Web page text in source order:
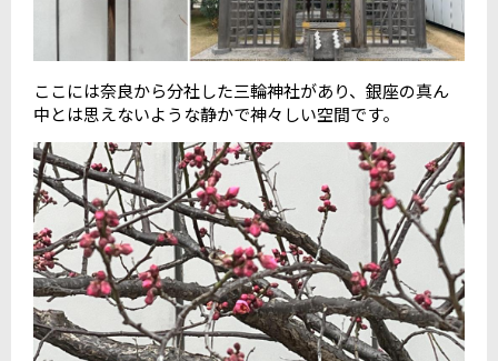
ここには奈良から分社した三輪神社があり、銀座の真ん
中とは思えないような静かで神々しい空間です。